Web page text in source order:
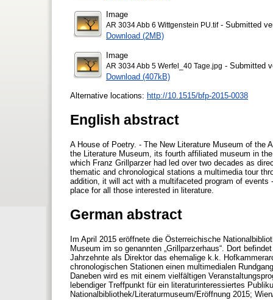
Image
AR 3034 Abb 6 Wittgenstein PU.tif- Submitted
Download (2MB)
Image
AR 3034 Abb 5 Werfel_40 Tage.jpg - Submitted
Download (407kB)
Alternative locations: http://10.1515/bfp-2015-0038
English abstract
A House of Poetry. - The New Literature Museum of the
the Literature Museum, its fourth affiliated museum in
which Franz Grillparzer had led over two decades as
thematic and chronological stations a multimedia tour
addition, it will act with a multifaceted program of
place for all those interested in literature.
German abstract
Im April 2015 eröffnete die Österreichische
Museum im so genannten „Grillparzerhaus“. Dort
Jahrzehnte als Direktor das ehemalige k.k.
chronologischen Stationen einen multimedialen
Daneben wird es mit einem vielfältigen
lebendiger Treffpunkt für ein literaturinteressiertes
Nationalbibliothek/Literaturmuseum/Eröffnung 2015;